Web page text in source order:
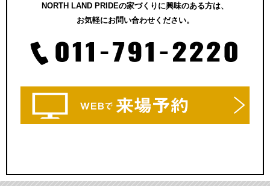
NORTH LAND PRIDEの家づくりに興味のある方は、
お気軽にお問い合わせください。